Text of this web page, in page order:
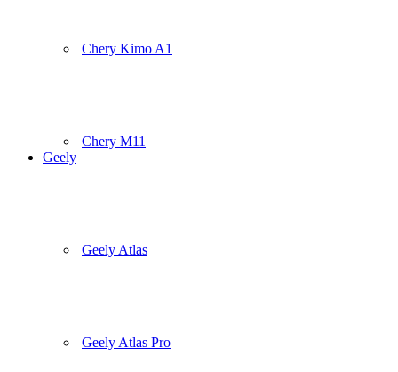
Chery Kimo A1
Chery M11
Geely
Geely Atlas
Geely Atlas Pro